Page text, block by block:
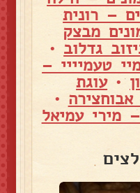
– רונית
מבצק
גדלוב •
טעמיייי –
•עוגת
אבוחצירה •
מירי עמיאל